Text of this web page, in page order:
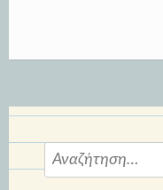
Αναζήτηση
για: